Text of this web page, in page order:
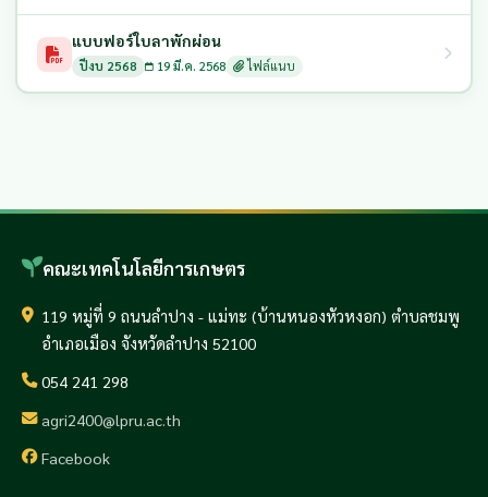
แบบฟอร์ใบลาพักผ่อน
ปีงบ 2568 19 มี.ค. 2568 ไฟล์แนบ
คณะเทคโนโลยีการเกษตร
119 หมู่ที่ 9 ถนนลำปาง - แม่ทะ (บ้านหนองหัวหงอก) ตำบลชมพู
อำเภอเมือง จังหวัดลำปาง 52100
054 241 298
agri2400@lpru.ac.th
Facebook